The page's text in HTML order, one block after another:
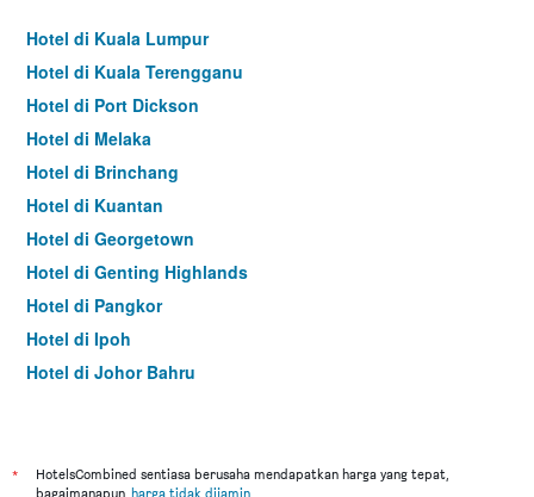
Hotel di Kuala Lumpur
Hotel di Kuala Terengganu
Hotel di Port Dickson
Hotel di Melaka
Hotel di Brinchang
Hotel di Kuantan
Hotel di Georgetown
Hotel di Genting Highlands
Hotel di Pangkor
Hotel di Ipoh
Hotel di Johor Bahru
Hotel di Kuching
*
HotelsCombined sentiasa berusaha mendapatkan harga yang tepat,
bagaimanapun, harga tidak dijamin